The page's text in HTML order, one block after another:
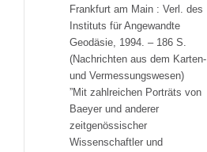
Frankfurt am Main : Verl. des
Instituts für Angewandte
Geodäsie, 1994. – 186 S.
(Nachrichten aus dem Karten-
und Vermessungswesen)
”Mit zahlreichen Porträts von
Baeyer und anderer
zeitgenössischer
Wissenschaftler und